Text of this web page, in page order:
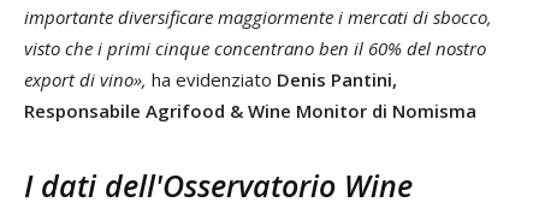
importante diversificare maggiormente i mercati di sbocco,
visto che i primi cinque concentrano ben il 60% del nostro
export di vino», ha evidenziato Denis Pantini,
Responsabile Agrifood & Wine Monitor di Nomisma
I dati dell'Osservatorio Wine